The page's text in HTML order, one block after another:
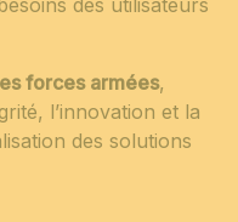
des utilisateurs
forces armées,
l’innovation et la
des solutions